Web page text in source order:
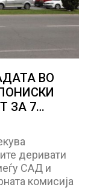
ВО
ЗА 7
деривати
САД и
комисија